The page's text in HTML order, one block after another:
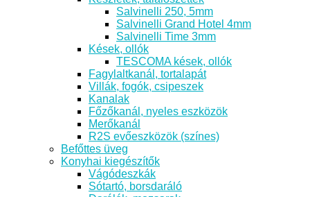
Salvinelli 250, 5mm
Salvinelli Grand Hotel 4mm
Salvinelli Time 3mm
Kések, ollók
TESCOMA kések, ollók
Fagylaltkanál, tortalapát
Villák, fogók, csipeszek
Kanalak
Főzőkanál, nyeles eszközök
Merőkanál
R2S evőeszközök (színes)
Befőttes üveg
Konyhai kiegészítők
Vágódeszkák
Sótartó, borsdaráló